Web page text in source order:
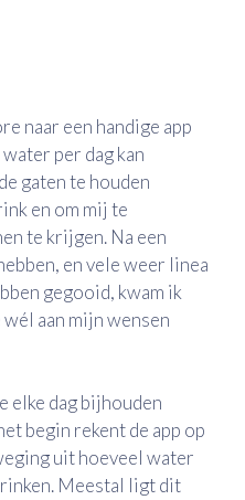
naar een handige app
per dag kan
gaten te houden
en om mij te
te krijgen. Na een
en vele weer linea
gegooid, kwam ik
aan mijn wensen
elke dag bijhouden
begin rekent de app op
uit hoeveel water
Meestal ligt dit